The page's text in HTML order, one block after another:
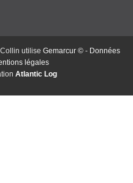
utilise Gemarcur ©- Données
légales
Atlantic Log